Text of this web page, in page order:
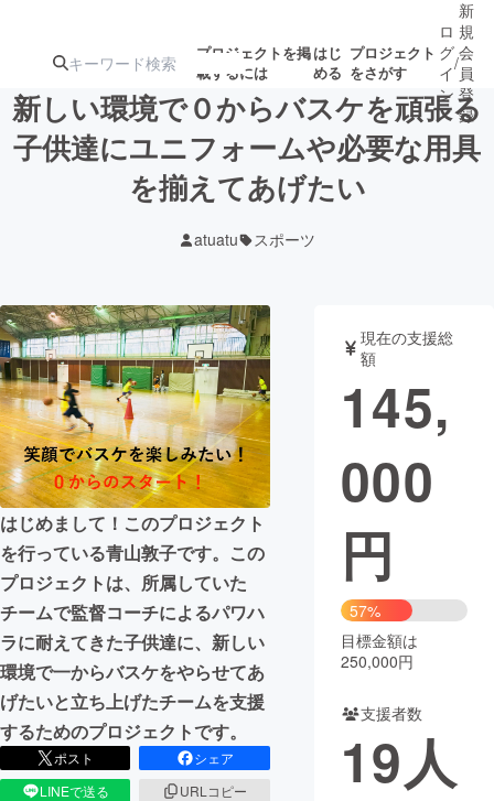
プロジェクトを掲
載するには
はじ
める
プロジェクト
をさがす
注目のリ 注目の新着プロ募集終了が近いプ
ロジェクト
テクノロジー・ガジェット
映像・映画 書籍・雑誌
ビジネス・起業 チャレンジ
まちづくり・地域活性化
CAMPFIRE for Social Good
CAMPFIRE Creation
CAMPFIREふるさと納税 machi-ya コミュニティ
ロ
グ
イ
ン
/
新
規
会
員
登
録
新しい環境で０からバスケを頑張る
子供達にユニフォームや必要な用具
を揃えてあげたい
atuatu スポーツ
はじめまして！このプロジェクト
を行っている青山敦子です。この
プロジェクトは、所属していた
チームで監督コーチによるパワハ
ラに耐えてきた子供達に、新しい
環境で一からバスケをやらせてあ
げたいと立ち上げたチームを支援
するためのプロジェクトです。
ポスト
シェア
LINEで送る
URLコピー
現在の支援総
額
145,
000
円
57%
目標金額は
250,000円
支援者数
19人